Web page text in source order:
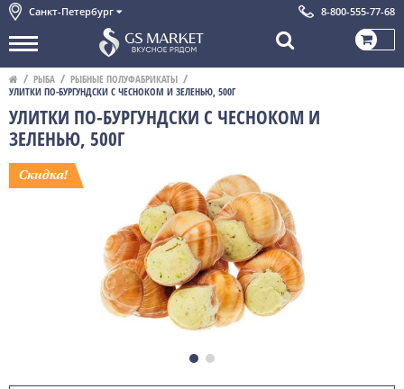
Санкт-Петербург 8-800-555-77-68
РЫБА
РЫБНЫЕ ПОЛУФАБРИКАТЫ
УЛИТКИ ПО-БУРГУНДСКИ С ЧЕСНОКОМ И ЗЕЛЕНЬЮ, 500Г
УЛИТКИ ПО-БУРГУНДСКИ С ЧЕСНОКОМ И
ЗЕЛЕНЬЮ, 500Г